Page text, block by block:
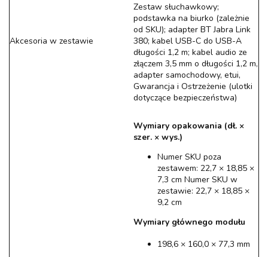
Akcesoria w zestawie
Zestaw słuchawkowy;
podstawka na biurko (zależnie
od SKU); adapter BT Jabra Link
380; kabel USB-C do USB-A
długości 1,2 m; kabel audio ze
złączem 3,5 mm o długości 1,2 m,
adapter samochodowy, etui,
Gwarancja i Ostrzeżenie (ulotki
dotyczące bezpieczeństwa)
Wymiary opakowania (dł. ×
szer. × wys.)
Numer SKU poza
zestawem: 22,7 × 18,85 ×
7,3 cm Numer SKU w
zestawie: 22,7 × 18,85 ×
9,2 cm
Wymiary głównego modułu
198,6 × 160,0 × 77,3 mm